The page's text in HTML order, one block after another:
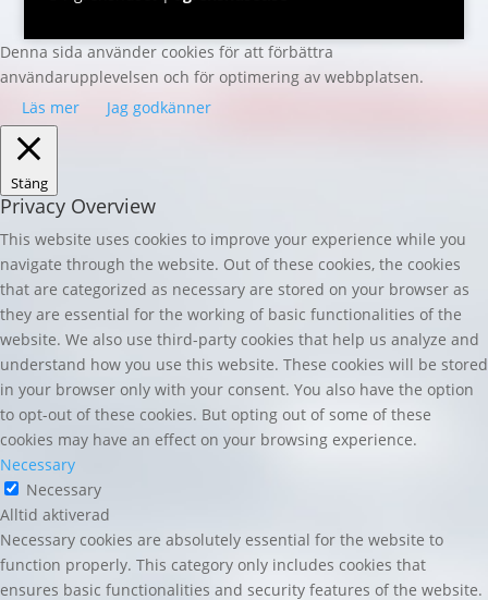
Denna sida använder cookies för att förbättra
användarupplevelsen och för optimering av webbplatsen.
Läs mer
Jag godkänner
Stäng
Privacy Overview
This website uses cookies to improve your experience while you
navigate through the website. Out of these cookies, the cookies
that are categorized as necessary are stored on your browser as
they are essential for the working of basic functionalities of the
website. We also use third-party cookies that help us analyze and
understand how you use this website. These cookies will be stored
in your browser only with your consent. You also have the option
to opt-out of these cookies. But opting out of some of these
cookies may have an effect on your browsing experience.
Necessary
Necessary
Alltid aktiverad
Necessary cookies are absolutely essential for the website to
function properly. This category only includes cookies that
ensures basic functionalities and security features of the website.